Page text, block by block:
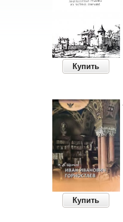
Купить
Купить